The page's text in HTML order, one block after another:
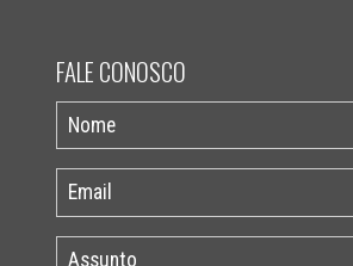
FALE CONOSCO